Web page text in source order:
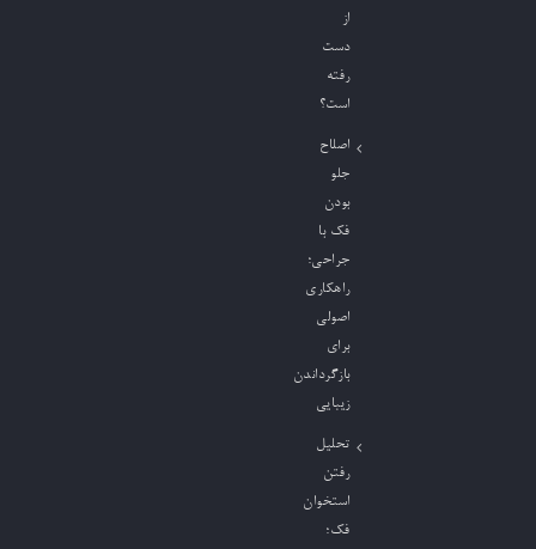
از
دست
رفته
است؟
اصلاح
جلو
بودن
فک با
جراحی؛
راهکاری
اصولی
برای
بازگرداندن
زیبایی
تحلیل
رفتن
استخوان
فک؛